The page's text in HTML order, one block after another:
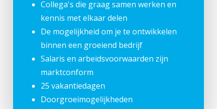
Collega's die graag samen werken en
kennis met elkaar delen
De mogelijkheid om je te ontwikkelen
binnen een groeiend bedrijf
Salaris en arbeidsvoorwaarden zijn
marktconform
25 vakantiedagen
Doorgroeimogelijkheden